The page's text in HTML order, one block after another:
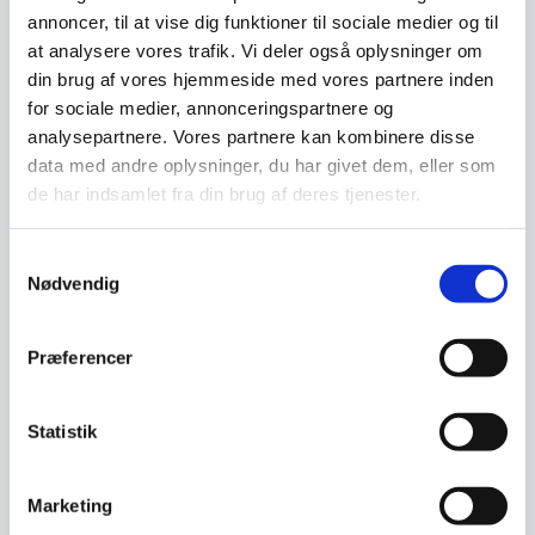
annoncer, til at vise dig funktioner til sociale medier og til
at analysere vores trafik. Vi deler også oplysninger om
din brug af vores hjemmeside med vores partnere inden
for sociale medier, annonceringspartnere og
analysepartnere. Vores partnere kan kombinere disse
data med andre oplysninger, du har givet dem, eller som
de har indsamlet fra din brug af deres tjenester.
Nødvendig
Præferencer
Statistik
Marketing
Mac Ultimate – Kokkekniv
31 cm
Stil: Kokkekniv Stål-type:
Tungsten-MAC stål
Saya/skede: Medfølger ikke…
3.049,00DKK
Kokkekniv 20 cm – Yaxell
RAN
Kokkekniv 20 cm, Yaxell
RAN Serien: RAN er et skridt op i
kvalitet i forhold…
1.549,00 DKKDen
oprindelige
pris
var:
1.299,00
Den
Mac Ultimate – Kokkekniv